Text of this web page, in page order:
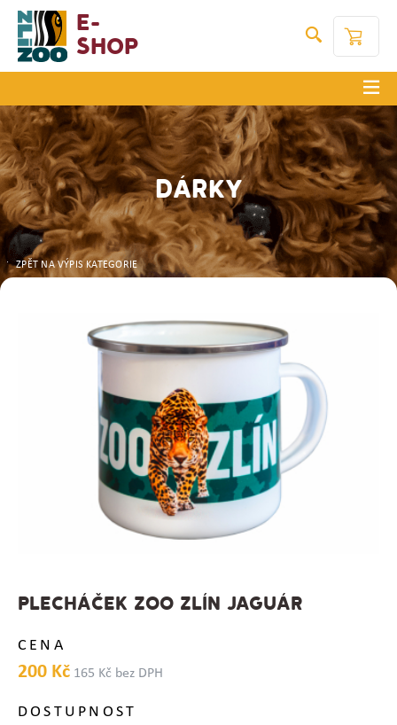
E-
Shop
DÁRKY
ZPĚT NA VÝPIS KATEGORIE
PLECHÁČEK ZOO ZLÍN JAGUÁR
CENA
200 Kč 165 Kč bez DPH
DOSTUPNOST